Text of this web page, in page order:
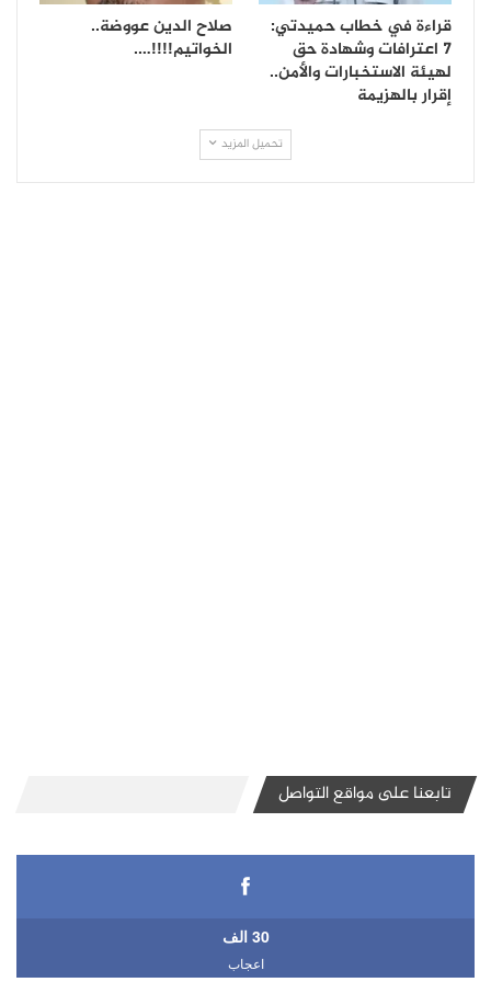
قراءة في خطاب حميدتي:
7 اعترافات وشهادة حق
لهيئة الاستخبارات والأمن..
إقرار بالهزيمة
صلاح الدين عووضة..
الخواتيم!!!!….
تحميل المزيد
تابعنا على مواقع التواصل
30 الف
اعجاب